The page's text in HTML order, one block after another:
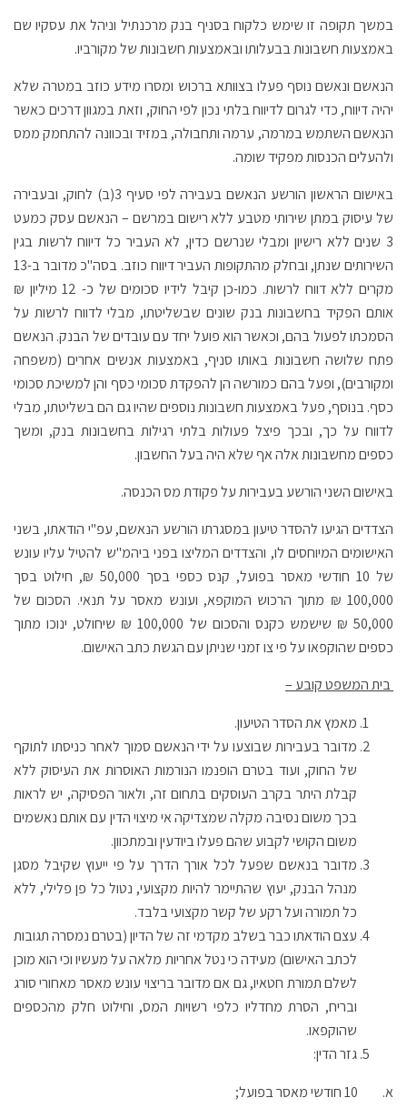
במשך תקופה זו שימש כלקוח בסניף בנק מרכנתיל וניהל את עסקיו שם
באמצעות חשבונות בבעלותו ובאמצעות חשבונות של מקורביו.
הנאשם ונאשם נוסף פעלו בצוותא ברכוש ומסרו מידע כוזב במטרה שלא
יהיה דיווח, כדי לגרום לדיווח בלתי נכון לפי החוק, וזאת במגוון דרכים כאשר
הנאשם השתמש במרמה, ערמה ותחבולה, במזיד ובכוונה להתחמק ממס
ולהעלים הכנסות מפקיד שומה.
באישום הראשון הורשע הנאשם בעבירה לפי סעיף 3(ב) לחוק, ובעבירה
של עיסוק במתן שירותי מטבע ללא רישום במרשם – הנאשם עסק כמעט
3 שנים ללא רישיון ומבלי שנרשם כדין, לא העביר כל דיווח לרשות בגין
השירותים שנתן, ובחלק מהתקופות העביר דיווח כוזב. בסה"כ מדובר ב-13
מקרים ללא דווח לרשות. כמו-כן קיבל לידיו סכומים של כ- 12 מיליון ₪
אותם הפקיד בחשבונות בנק שונים שבשליטתו, מבלי לדווח לרשות על
הסמכתו לפעול בהם, וכאשר הוא פועל יחד עם עובדים של הבנק. הנאשם
פתח שלושה חשבונות באותו סניף, באמצעות אנשים אחרים (משפחה
ומקורבים), ופעל בהם כמורשה הן להפקדת סכומי כסף והן למשיכת סכומי
כסף. בנוסף, פעל באמצעות חשבונות נוספים שהיו גם הם בשליטתו, מבלי
לדווח על כך, ובכך פיצל פעולות בלתי רגילות בחשבונות בנק, ומשך
כספים מחשבונות אלה אף שלא היה בעל החשבון.
באישום השני הורשע בעבירות על פקודת מס הכנסה.
הצדדים הגיעו להסדר טיעון במסגרתו הורשע הנאשם, עפ"י הודאתו, בשני
האישומים המיוחסים לו, והצדדים המליצו בפני ביהמ"ש להטיל עליו עונש
של 10 חודשי מאסר בפועל, קנס כספי בסך 50,000 ₪, חילוט בסך
100,000 ₪ מתוך הרכוש המוקפא, ועונש מאסר על תנאי. הסכום של
50,000 ₪ שישמש כקנס והסכום של 100,000 ₪ שיחולט, ינוכו מתוך
כספים שהוקפאו על פי צו זמני שניתן עם הגשת כתב האישום.
בית המשפט קובע –
מאמץ את הסדר הטיעון.
מדובר בעבירות שבוצעו על ידי הנאשם סמוך לאחר כניסתו לתוקף
של החוק, ועוד בטרם הופנמו הנורמות האוסרות את העיסוק ללא
קבלת היתר בקרב העוסקים בתחום זה, ולאור הפסיקה, יש לראות
בכך משום נסיבה מקלה שמצדיקה אי מיצוי הדין עם אותם נאשמים
משום הקושי לקבוע שהם פעלו ביודעין ובמתכוון.
מדובר בנאשם שפעל לכל אורך הדרך על פי ייעוץ שקיבל מסגן
מנהל הבנק, יעוץ שהתיימר להיות מקצועי, נטול כל פן פלילי, ללא
כל תמורה ועל רקע של קשר מקצועי בלבד.
עצם הודאתו כבר בשלב מקדמי זה של הדיון (בטרם נמסרה תגובות
לכתב האישום) מעידה כי נטל אחריות מלאה על מעשיו וכי הוא מוכן
לשלם תמורת חטאיו, גם אם מדובר בריצוי עונש מאסר מאחורי סורג
ובריח, הסרת מחדליו כלפי רשויות המס, וחילוט חלק מהכספים
שהוקפאו.
גזר הדין:
א. 10 חודשי מאסר בפועל;